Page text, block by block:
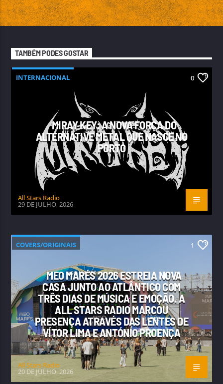
TAMBÉM PODES GOSTAR
INTERNACIONAL 0
MIRAY KEY: A NOVA FORÇA DO
ALTERNATIVE METAL QUE NASCE NO
PORTO
All Stars Radio
29 DE JULHO, 2026
COVERS/ORIGINAIS 1
MEO MARÉS 2026 ESTREIA NOVA
CASA JUNTO AO ATLÂNTICO COM
TRÊS DIAS DE MÚSICA E EMOÇÃO. A
ALL STARS RADIO MARCOU
PRESENÇA ATRAVÉS DAS LENTES DE
VÍTOR LIMA E ANTÓNIO PROENÇA
All Stars Radio
20 DE JULHO, 2026